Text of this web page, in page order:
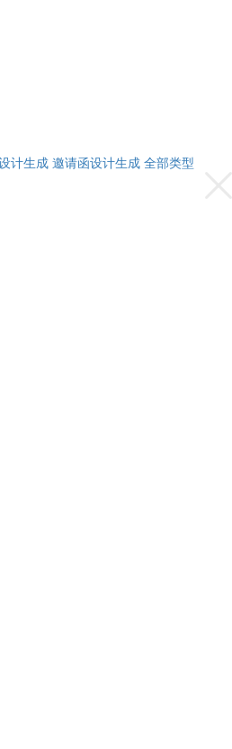
计生成 邀请函设计生成 全部类型